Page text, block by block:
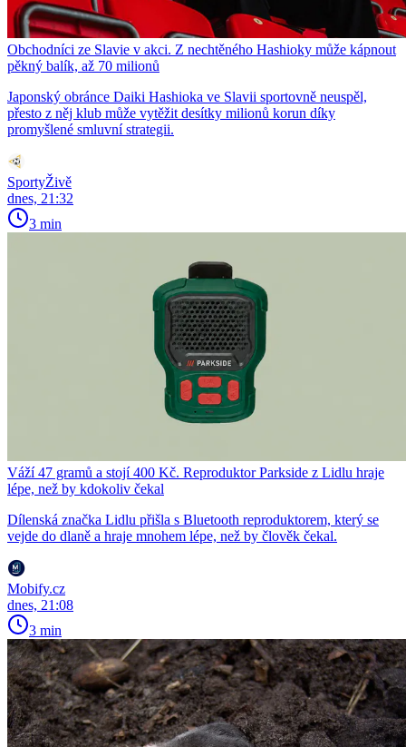
Obchodníci ze Slavie v akci. Z nechtěného Hashioky může kápnout
pěkný balík, až 70 milionů
Japonský obránce Daiki Hashioka ve Slavii sportovně neuspěl,
přesto z něj klub může vytěžit desítky milionů korun díky
promyšlené smluvní strategii.
SportyŽivě
dnes, 21:32
3 min
Váží 47 gramů a stojí 400 Kč. Reproduktor Parkside z Lidlu hraje
lépe, než by kdokoliv čekal
Dílenská značka Lidlu přišla s Bluetooth reproduktorem, který se
vejde do dlaně a hraje mnohem lépe, než by člověk čekal.
Mobify.cz
dnes, 21:08
3 min